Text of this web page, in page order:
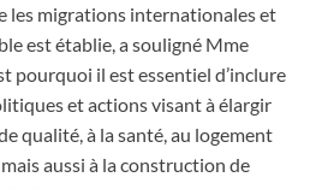
les migrations internationales et
est établie, a souligné Mme
pourquoi il est essentiel d’inclure
et actions visant à élargir
qualité, à la santé, au logement
aussi à la construction de